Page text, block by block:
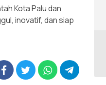
Kota Palu dan
inovatif, dan siap